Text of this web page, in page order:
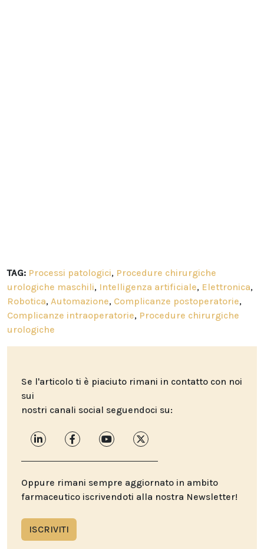
TAG: Processi patologici, Procedure chirurgiche
urologiche maschili, Intelligenza artificiale, Elettronica,
Robotica, Automazione, Complicanze postoperatorie,
Complicanze intraoperatorie, Procedure chirurgiche
urologiche
Se l'articolo ti è piaciuto rimani in contatto con noi
sui
nostri canali social seguendoci su:
Oppure rimani sempre aggiornato in ambito
farmaceutico iscrivendoti alla nostra Newsletter!
ISCRIVITI